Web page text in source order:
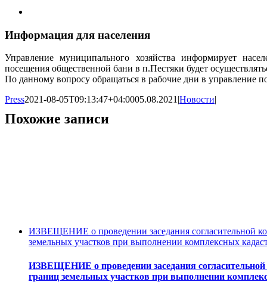
Информация для населения
Управление муниципального хозяйства информирует
посещения общественной бани в п.Пестяки будет
По данному вопросу обращаться в рабочие дни в управление
Press2021-08-05T09:13:47+04:0005.08.2021|Новости|
Похожие записи
ИЗВЕЩЕНИЕ о проведении заседания согласительной
земельных участков при выполнении комплексных
ИЗВЕЩЕНИЕ о проведении заседания согласительной
границ земельных участков при выполнении